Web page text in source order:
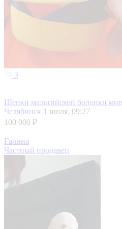
3
Щенки мальтийской болонки
Челябинск 1 июля, 09:27
100 000 ₽
Галина
Частный продавец